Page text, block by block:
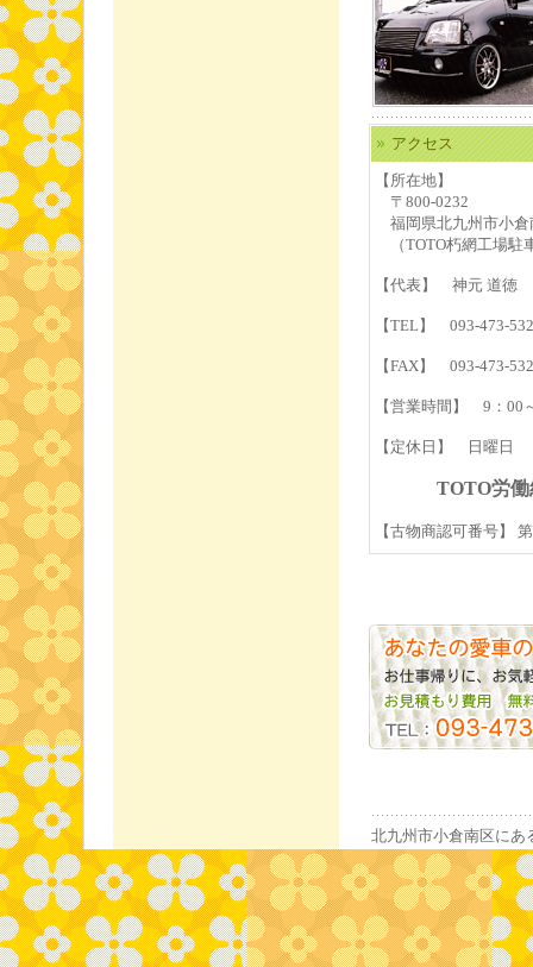
アクセス
【所在地】
〒800-0232
福岡県北九州市小倉
（TOTO朽網工場駐
【代表】 神元 道徳
【TEL】 093-473-
【FAX】 093-473-
【営業時間】 9：00
【定休日】 日曜日
TOTO労
【古物商認可番号】
北九州市小倉南区にあ